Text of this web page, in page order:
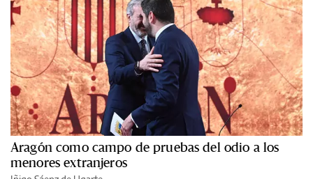
Aragón como campo de pruebas del odio a los
menores extranjeros